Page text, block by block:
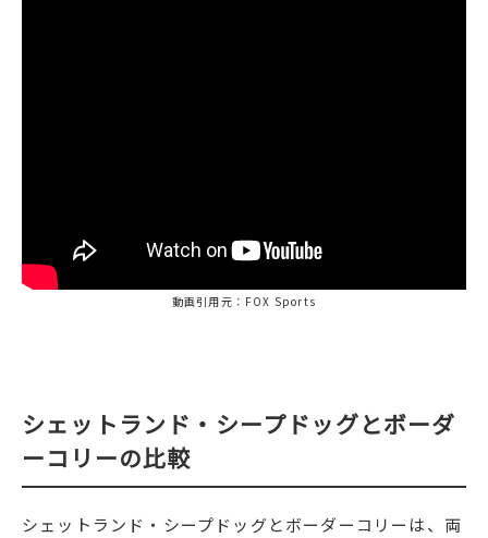
動画引用元：FOX Sports
シェットランド・シープドッグとボーダ
ーコリーの比較
シェットランド・シープドッグとボーダーコリーは、両